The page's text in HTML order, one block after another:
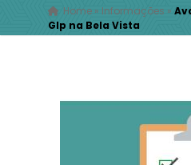
Home» Informações »
Glp na Bela Vista